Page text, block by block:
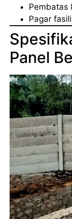
Pembatas
Pagar
Panel